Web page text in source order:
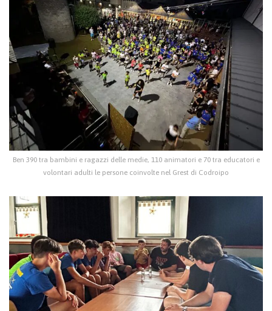
Ben 390 tra bambini e ragazzi delle medie, 110 animatori e 70 tra educatori e
volontari adulti le persone coinvolte nel Grest di Codroipo